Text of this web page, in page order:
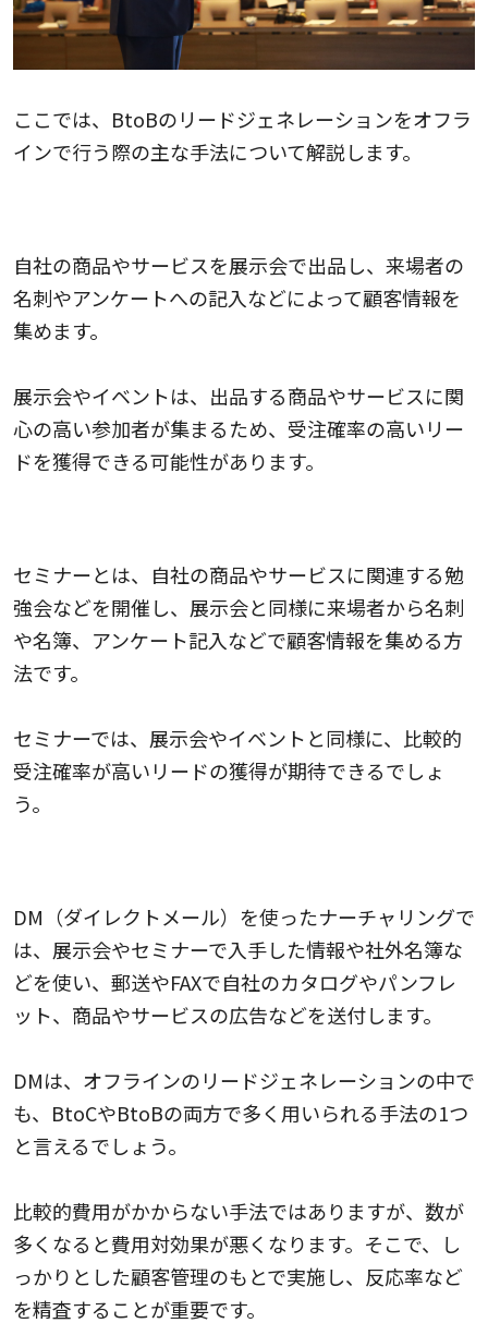
ここでは、BtoBのリードジェネレーションをオフラ
インで行う際の主な手法について解説します。
自社の商品やサービスを展示会で出品し、来場者の
名刺やアンケートへの記入などによって顧客情報を
集めます。
展示会やイベントは、出品する商品やサービスに関
心の高い参加者が集まるため、受注確率の高いリー
ドを獲得できる可能性があります。
セミナーとは、自社の商品やサービスに関連する勉
強会などを開催し、展示会と同様に来場者から名刺
や名簿、アンケート記入などで顧客情報を集める方
法です。
セミナーでは、展示会やイベントと同様に、比較的
受注確率が高いリードの獲得が期待できるでしょ
う。
DM（ダイレクトメール）を使ったナーチャリングで
は、展示会やセミナーで入手した情報や社外名簿な
どを使い、郵送やFAXで自社のカタログやパンフレ
ット、商品やサービスの広告などを送付します。
DMは、オフラインのリードジェネレーションの中で
も、BtoCやBtoBの両方で多く用いられる手法の1つ
と言えるでしょう。
比較的費用がかからない手法ではありますが、数が
多くなると費用対効果が悪くなります。そこで、し
っかりとした顧客管理のもとで実施し、反応率など
を精査することが重要です。